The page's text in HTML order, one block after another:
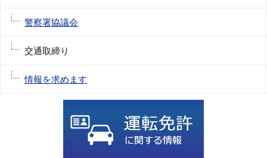
警察署協議会
交通取締り
情報を求めます